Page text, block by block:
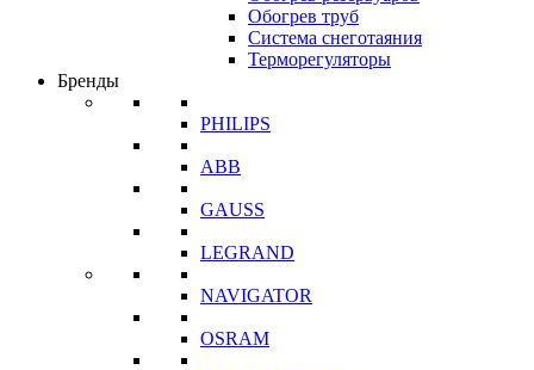
Обогрев труб
Система снеготаяния
Терморегуляторы
Бренды
PHILIPS
ABB
GAUSS
LEGRAND
NAVIGATOR
OSRAM